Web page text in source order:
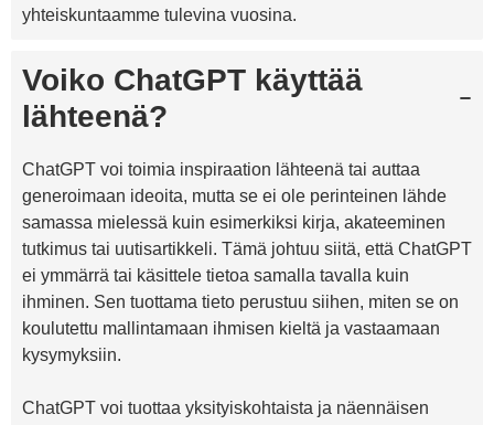
yhteiskuntaamme tulevina vuosina.
Voiko ChatGPT käyttää
lähteenä?
ChatGPT voi toimia inspiraation lähteenä tai auttaa
generoimaan ideoita, mutta se ei ole perinteinen lähde
samassa mielessä kuin esimerkiksi kirja, akateeminen
tutkimus tai uutisartikkeli. Tämä johtuu siitä, että ChatGPT
ei ymmärrä tai käsittele tietoa samalla tavalla kuin
ihminen. Sen tuottama tieto perustuu siihen, miten se on
koulutettu mallintamaan ihmisen kieltä ja vastaamaan
kysymyksiin.
ChatGPT voi tuottaa yksityiskohtaista ja näennäisen